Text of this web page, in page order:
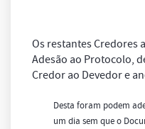
Os restantes Credores
Adesão ao Protocolo,
Credor ao Devedor e
Desta foram podem
um dia sem que o